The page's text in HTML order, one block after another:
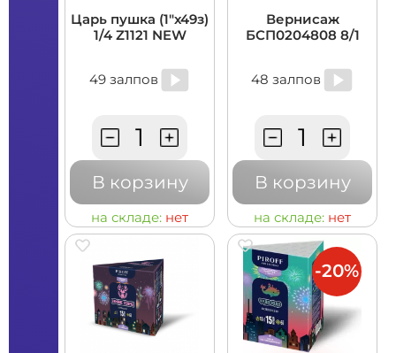
Царь пушка (1"х49з)
1/4 Z1121 NEW
49 залпов
В корзину
на складе: нет
Вернисаж
БСП0204808 8/1
48 залпов
В корзину
на складе: нет
-20%